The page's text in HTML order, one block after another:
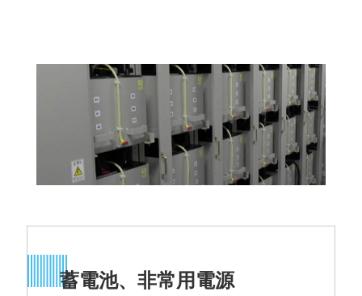
蓄電池、非常用電源